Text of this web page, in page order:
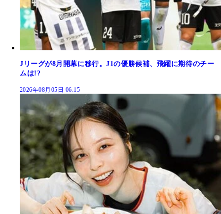
Jリーグが8月開幕に移行。J1の優勝候補、飛躍に期待のチー
ムは!?
2026年08月05日 06:15